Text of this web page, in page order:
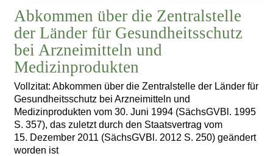
Abkommen über die Zentralstelle
der Länder für Gesundheitsschutz
bei Arzneimitteln und
Medizinprodukten
Vollzitat: Abkommen über die Zentralstelle der Länder für
Gesundheitsschutz bei Arzneimitteln und
Medizinprodukten vom 30. Juni 1994 (SächsGVBl. 1995
S. 357), das zuletzt durch den Staatsvertrag vom
15. Dezember 2011 (SächsGVBl. 2012 S. 250) geändert
worden ist